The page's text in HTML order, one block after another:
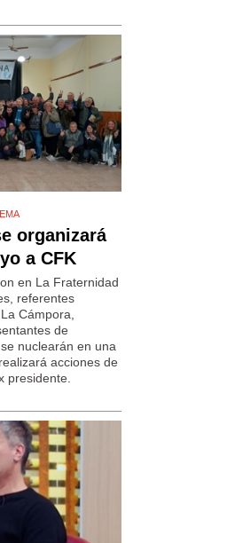
organizará
a CFK
en La Fraternidad
referentes
Cámpora,
de
nuclearán en una
acciones de
presidente.